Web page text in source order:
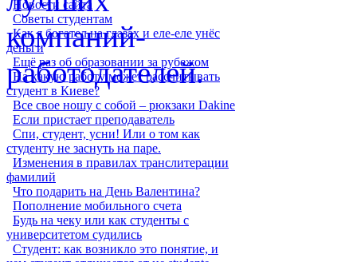
Новости сайта
Советы студентам
Как я богател на глазах и еле-еле унёс
деньги
Ещё раз об образовании за рубежом
На какую работу может рассчитывать
студент в Киеве?
Все свое ношу с собой – рюкзаки Dakine
Если пристает преподаватель
Спи, студент, усни! Или о том как
студенту не заснуть на паре.
Изменения в правилах транслитерации
фамилий
Что подарить на День Валентина?
Пополнение мобильного счета
Будь на чеку или как студенты с
университетом судились
Студент: как возникло это понятие, и